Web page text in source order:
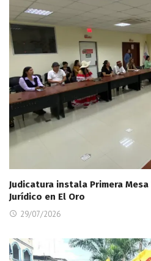
Judicatura instala Primera
Jurídico en El Oro
29/07/2026